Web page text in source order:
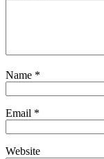
Name *
Email *
Website